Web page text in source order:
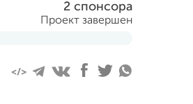
2 спонсора
Проект завершен